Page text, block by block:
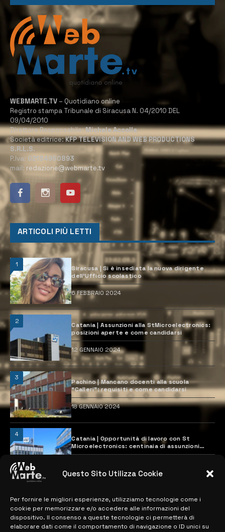
Questo Sito Utilizza Cookie
Per fornire le migliori esperienze, utilizziamo tecnologie come i
cookie per memorizzare e/o accedere alle informazioni del
dispositivo. Il consenso a queste tecnologie ci permetterà di
elaborare dati come il comportamento di navigazione o ID unici su
WEBMARTE.TV – Quotidiano online
Registro stampa Tribunale di Siracusa N. 04/2010 DEL
09/04/2010
Direttore Responsabile:Michele Accolla
Società editrice:KFP TELEVISION AND WEB PRODUCTIONS
S.R.L.S.
P.Iva: 02184950893
mail: redazione@webmarte.tv
ARTICOLI PIÙ LETTI
1
Siracusa | Si è insediata la nuova dirigente
dell’Ufficio scolastico
6 FEBBRAIO 2024
2
Catania | Assunzioni alla StMicroelectronics:
posizioni aperte e come candidarsi
12 GENNAIO 2024
3
Pachino | Mancano docenti alla scuola
“Calleri”: requisiti e come candidarsi
18 GENNAIO 2024
4
Catania | Opportunità di lavoro con St
Microelectronics: centinaia di assunzioni
previste
MAPPA DEL SITO
> NOTIZIE